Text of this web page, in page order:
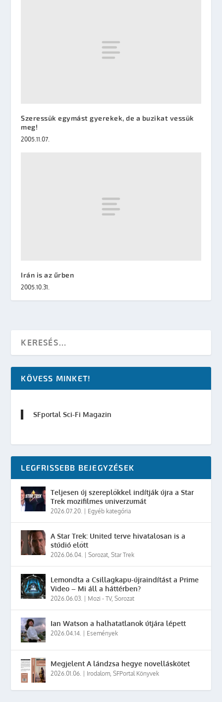
Szeressük egymást gyerekek, de a buzikat vessük
meg!
2005.11.07.
Irán is az űrben
2005.10.31.
KÖVESS MINKET!
SFportal Sci-Fi Magazin
LEGFRISSEBB BEJEGYZÉSEK
Teljesen új szereplőkkel indítják újra a Star
Trek mozifilmes univerzumát
2026.07.20. Egyéb kategória
A Star Trek: United terve hivatalosan is a
stúdió előtt
2026.06.04. |Sorozat,Star Trek
Lemondta a Csillagkapu-újraindítást a Prime
Video – Mi áll a háttérben?
2026.06.03. Mozi - TV,Sorozat
Ian Watson a halhatatlanok útjára lépett
2026.04.14. Események
Megjelent A lándzsa hegye novelláskötet
2026.01.06. Irodalom,SFPortal Könyvek